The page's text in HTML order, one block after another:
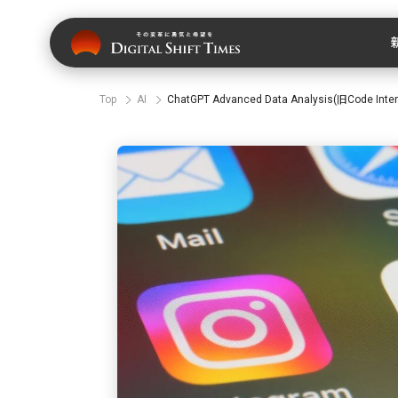
Top AI ChatGPT Advanced Data Analysis(旧Code